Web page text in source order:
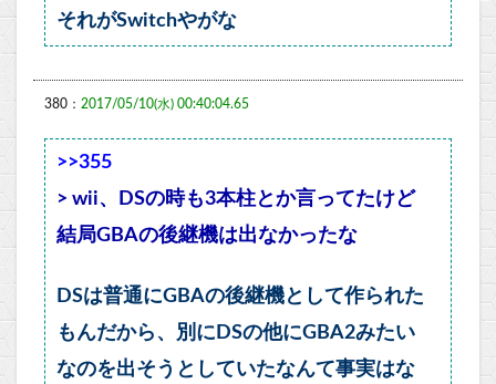
それがSwitchやがな
380： 2017/05/10(水) 00:40:04.65
>>355
> wii、DSの時も3本柱とか言ってたけど
結局GBAの後継機は出なかったな
DSは普通にGBAの後継機として作られた
もんだから、別にDSの他にGBA2みたい
なのを出そうとしていたなんて事実はな